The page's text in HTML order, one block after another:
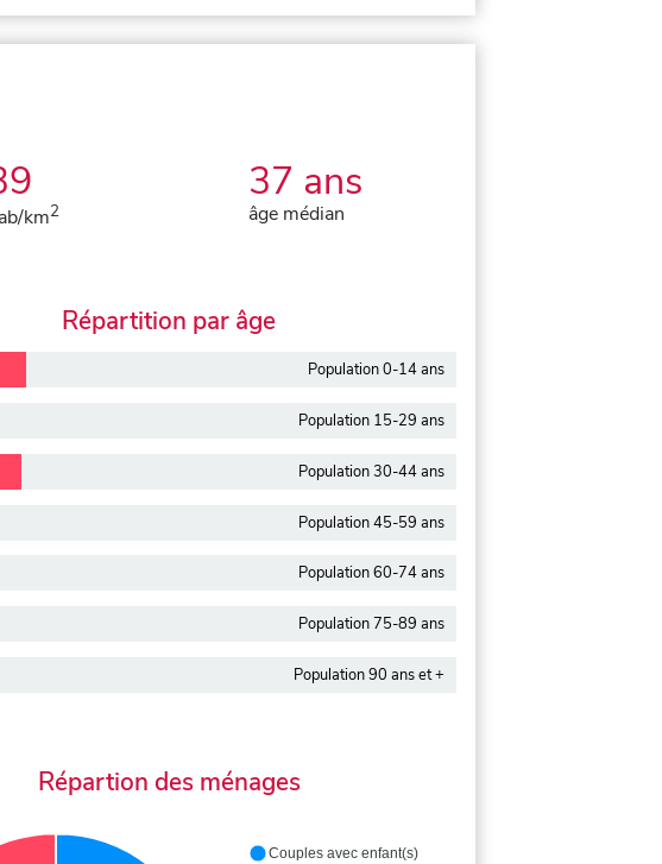
km2
37 ans
âge médian
Répartition par âge
Population 0-14 ans
Population 15-29 ans
Population 30-44 ans
Population 45-59 ans
Population 60-74 ans
Population 75-89 ans
Population 90 ans et +
Répartion des ménages
Couples avec enfant(s)